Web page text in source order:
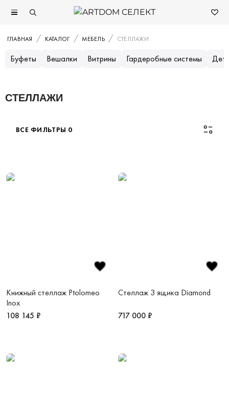
ГЛАВНАЯ КАТАЛОГ МЕБЕЛЬ СТЕЛЛАЖИ
Буфеты Вешалки Витрины Гардеробные системы
СТЕЛЛАЖИ
ВСЕ ФИЛЬТРЫ 0
Книжный стеллаж Ptolomeo
Inox
108 145 ₽
Стеллаж 3 ящика Diamond
717 000 ₽